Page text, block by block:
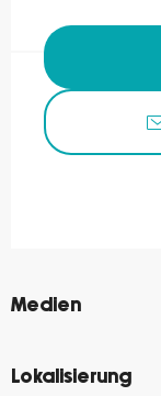
Medien
©
Lokalisierung